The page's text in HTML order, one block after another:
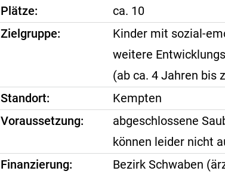
Plätze
ca. 10
Zielgruppe
Kinder mit sozial-
weitere
(ab ca. 4 Jahren bis
Standort
Kempten
Voraussetzung
abgeschlossene
können leider nicht
Finanzierung
Bezirk Schwaben